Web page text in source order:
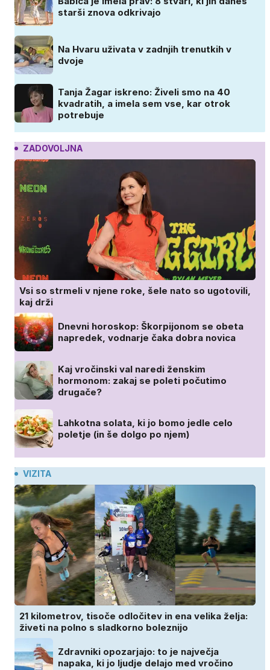
starši znova odkrivajo
Na Hvaru uživata v zadnjih trenutkih v
dvoje
Tanja Žagar iskreno: Živeli smo na 40
kvadratih, a imela sem vse, kar otrok
potrebuje
ZADOVOLJNA
Vsi so strmeli v njene roke, šele nato so ugotovili,
kaj drži
Dnevni horoskop: Škorpijonom se obeta
napredek, vodnarje čaka dobra novica
Kaj vročinski val naredi ženskim
hormonom: zakaj se poleti počutimo
drugače?
Lahkotna solata, ki jo bomo jedle celo
poletje (in še dolgo po njem)
VIZITA
21 kilometrov, tisoče odločitev in ena velika želja:
živeti na polno s sladkorno boleznijo
Zdravniki opozarjajo: to je največja
napaka, ki jo ljudje delajo med vročino